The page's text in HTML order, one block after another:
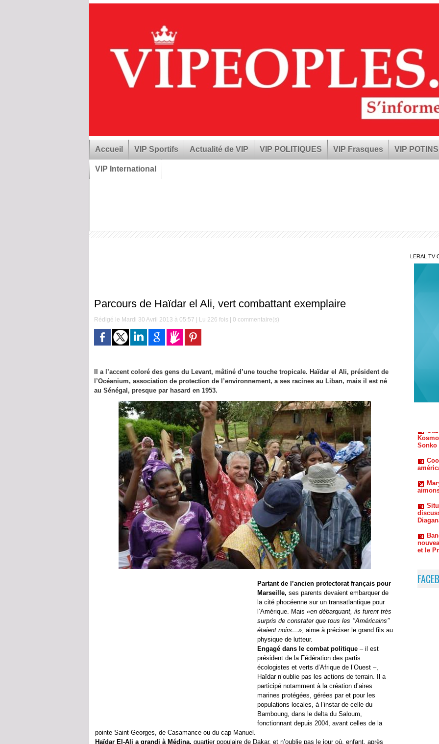
Accueil VIP Sportifs Actualité de VIP VIP POLITIQUES VIP Frasques VIP POTINS
VIP International
Parcours de Haïdar el Ali, vert combattant exemplaire
Rédigé le Mardi 30 Avril 2013 à 05:57 | Lu 226 fois | 0 commentaire(s)
Il a l’accent coloré des gens du Levant, mâtiné d’une touche tropicale. Haïdar el Ali, président de
l’Océanium, association de protection de l’environnement, a ses racines au Liban, mais il est né
au Sénégal, presque par hasard en 1953.
Partant de l’ancien protectorat français pour
Marseille, ses parents devaient embarquer de
la cité phocéenne sur un transatlantique pour
l’Amérique. Mais «en débarquant, ils furent très
surpris de constater que tous les ‘‘Américains’’
étaient noirs…», aime à préciser le grand fils au
physique de lutteur.
Engagé dans le combat politique – il est
président de la Fédération des partis
écologistes et verts d’Afrique de l’Ouest –,
Haïdar n’oublie pas les actions de terrain. Il a
participé notamment à la création d’aires
marines protégées, gérées par et pour les
populations locales, à l’instar de celle du
Bamboung, dans le delta du Saloum,
fonctionnant depuis 2004, avant celles de la
pointe Saint-Georges, de Casamance ou du cap Manuel.
Haïdar El-Ali a grandi à Médina, quartier populaire de Dakar, et n’oublie pas le jour où, enfant, après
LERAL TV
et le